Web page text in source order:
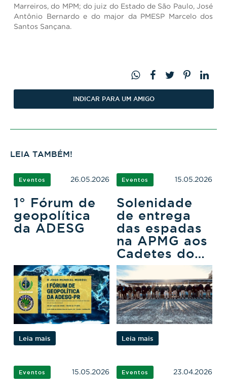
Marreiros, do MPM; do juiz do Estado de São Paulo, José
Antônio Bernardo e do major da PMESP Marcelo dos
Santos Sançana.
INDICAR PARA UM AMIGO
LEIA TAMBÉM!
Eventos 26.05.2026
1° Fórum de
geopolítica
da ADESG
Leia mais
Eventos 15.05.2026
Solenidade
de entrega
das espadas
na APMG aos
Cadetes do
3ºCFO
Leia mais
Eventos 15.05.2026 Eventos 23.04.2026